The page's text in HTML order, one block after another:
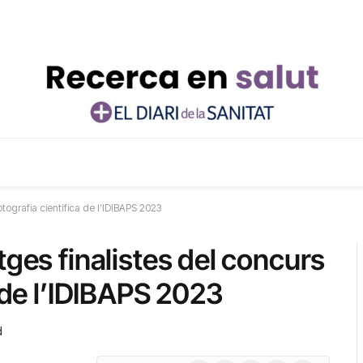
científica de l’IDIBAPS 2023
finalistes del concurs
l’IDIBAPS 2023